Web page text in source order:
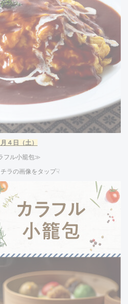
月４日（土）
フル小籠包≫
ラの画像をタップ☟